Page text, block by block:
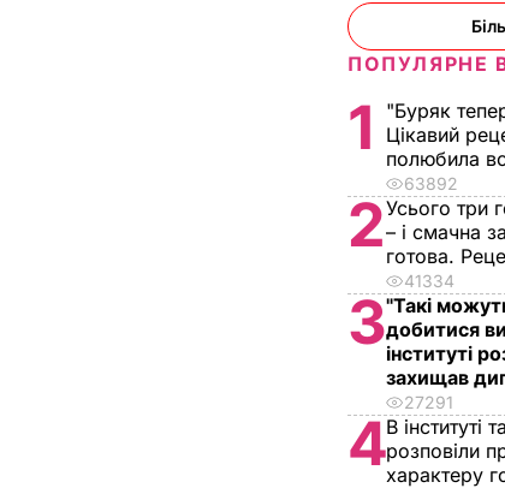
ПОПУЛЯРНЕ
1
"Буряк
Цікавий
полюбила
63892
2Усього три
– і смачна
готова.
41334
3"Такі
добитися
інституті
захищав
27291
4В інституті
розповіли
характеру